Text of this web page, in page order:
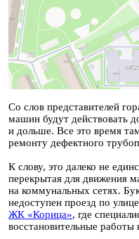
Со слов представителей
машин будут действовать
и дольше. Все это время
ремонту дефектного
К слову, это далеко не
перекрытая для движения
на коммунальных сетях.
недоступен проезд по
ЖК «Корица», где
восстановительные работы